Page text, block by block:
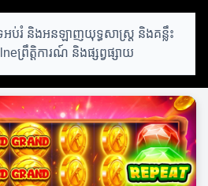
អប់រំ និងអនឡាញយុទ្ធសាស្ត្រ និងគន្លឹះ
ព្រឹត្តិការណ៍ និងផ្សព្វផ្សាយ